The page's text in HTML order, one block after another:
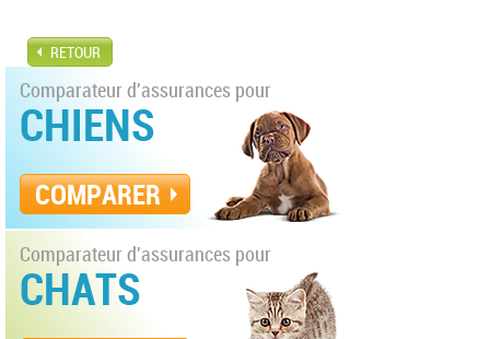
RETOUR
Comparateur d'assurances pour
CHIENS
COMPARER
Comparateur d'assurances pour
CHATS